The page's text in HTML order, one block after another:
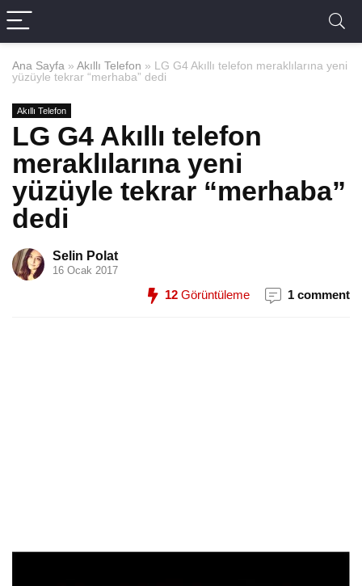
Ana Sayfa » Akıllı Telefon » LG G4 Akıllı telefon meraklılarına yeni
yüzüyle tekrar “merhaba” dedi
Akıllı Telefon
LG G4 Akıllı telefon
meraklılarına yeni
yüzüyle tekrar “merhaba”
dedi
Selin Polat
16 Ocak 2017
12 Görüntüleme 1 comment